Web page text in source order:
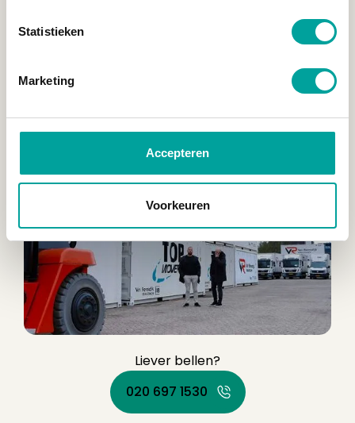
Statistieken
Marketing
Accepteren
Voorkeuren
Liever bellen?
020 697 1530